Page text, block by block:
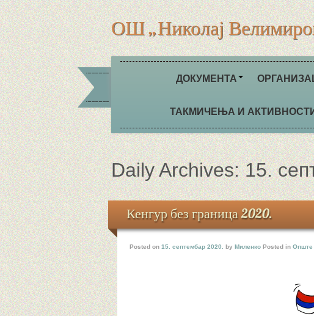
ОШ „Николај
ДОКУМЕНТА
ТАКМИЧЕЊА И
Daily Archives:15.
Кенгур без граница 2020.
Posted on 15. септембар 2020. by Миленко Posted in Опште